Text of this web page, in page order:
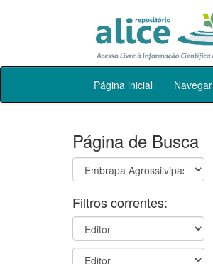
Skip
Página inicial Navegar
Página de Busca
Filtros correntes: